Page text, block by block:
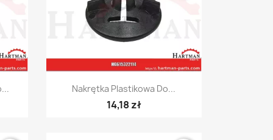
Szybki podgląd
Nakrętka Plastikowa Do...
14,18 zł